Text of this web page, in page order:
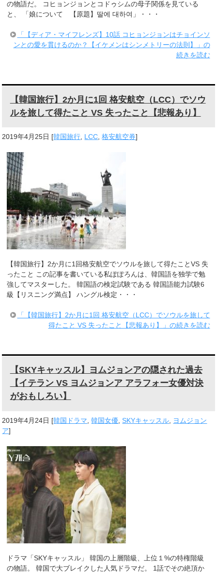
の物語だ。 コヒョンジョンとコドゥシムの母子関係を見ている
と、 「娘について 【原題】딸에 대하여」・・・
「【ディア・マイフレンズ】10話 コヒョンジョンはチョインソ
ンとの愛を貫けるのか？【イケメンはシンメトリーの法則】」の
続きを読む
【韓国旅行】2か月に1回 格安航空（LCC）でソウ
ルを旅して得たこと VS 失ったこと【悲報あり】
2019年4月25日 [韓国旅行, LCC,格安航空券]
【韓国旅行】2か月に1回格安航空でソウルを旅して得たことVS 失
ったこと この記事を書いている私ぽぽろんは、韓国語を独学で勉
強してマスターした。 韓国語の検定試験である 韓国語能力試験6
級【リスニング満点】 ハングル検定・・・
「【韓国旅行】2か月に1回 格安航空（LCC）でソウルを旅して
得たこと VS 失ったこと【悲報あり】」の続きを読む
【SKYキャッスル】ヨムジョンアの隠された過去
【イテラン VS ヨムジョンア アラフォー女優対決
がおもしろい】
2019年4月24日 [韓国ドラマ ,韓国女優 ,SKYキャッスル
ヨムジョン
ア]
ドラマ「SKYキャッスル」 韓国の上層階級、上位１%の特権階級
の物語。 韓国で大ブレイクした人気ドラマだ。 1話でその絶頂か